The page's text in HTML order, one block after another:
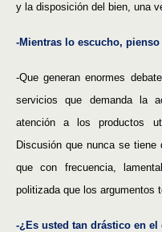
y la disposición del bien, una
-Mientras lo escucho,
-Que generan enormes
servicios que demanda la
atención a los productos
Discusión que nunca se
que con frecuencia,
politizada que los argumentos
-¿Es usted tan drástico en